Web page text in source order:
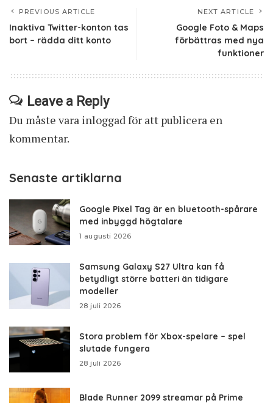
PREVIOUS ARTICLE
Inaktiva Twitter-konton tas
bort – rädda ditt konto
NEXT ARTICLE
Google Foto & Maps
förbättras med nya
funktioner
Leave a Reply
Du måste vara inloggad för att publicera en
kommentar.
Senaste artiklarna
Google Pixel Tag är en bluetooth-spårare
med inbyggd högtalare
1 augusti 2026
Samsung Galaxy S27 Ultra kan få
betydligt större batteri än tidigare
modeller
28 juli 2026
Stora problem för Xbox-spelare – spel
slutade fungera
28 juli 2026
Blade Runner 2099 streamar på Prime